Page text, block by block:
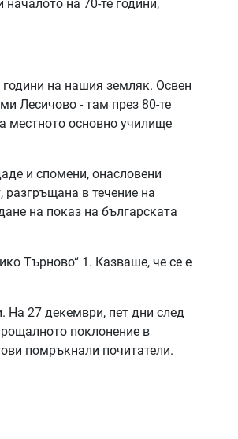
на 70-те години,
на нашия земляк. Освен
Лесичово - там през 80-те
местното основно училище
и спомени, онасловени
в течение на
на показ на българската
Търново“ 1. Казваше, че се е
На 27 декември, пет дни след
поклонение в
помръкнали почитатели.